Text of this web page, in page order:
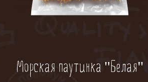
Морская паутинка "Белая"